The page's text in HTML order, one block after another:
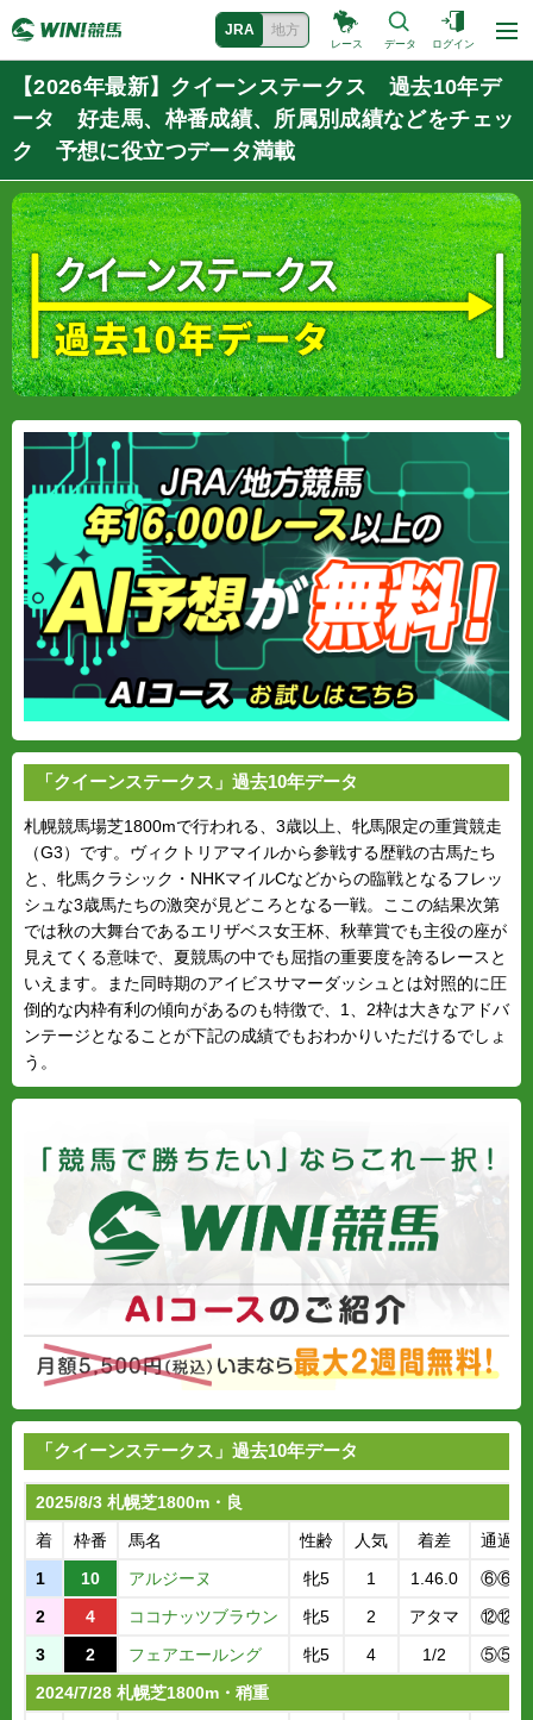
JRA 地方
レース データ ログイン
【2026年最新】クイーンステークス 過去10年デ
ータ 好走馬、枠番成績、所属別成績などをチェッ
ク 予想に役立つデータ満載
「クイーンステークス」過去10年データ
札幌競馬場芝1800mで行われる、3歳以上、牝馬限定の重賞競走
（G3）です。ヴィクトリアマイルから参戦する歴戦の古馬たち
と、牝馬クラシック・NHKマイルCなどからの臨戦となるフレッ
シュな3歳馬たちの激突が見どころとなる一戦。ここの結果次第
では秋の大舞台であるエリザベス女王杯、秋華賞でも主役の座が
見えてくる意味で、夏競馬の中でも屈指の重要度を誇るレースと
いえます。また同時期のアイビスサマーダッシュとは対照的に圧
倒的な内枠有利の傾向があるのも特徴で、1、2枠は大きなアドバ
ンテージとなることが下記の成績でもおわかりいただけるでしょ
う。
「クイーンステークス」過去10年データ
2025/8/3 札幌芝1800m・良
着
枠番 馬名 性齢 人気 着差
通過順
1
10 アルジーヌ 牝5 1 1.46.0
2
4 ココナッツブラウン 牝5 2 アタマ
3
2 フェアエールング 牝5 4 1/2
2024/7/28 札幌芝1800m・稍重